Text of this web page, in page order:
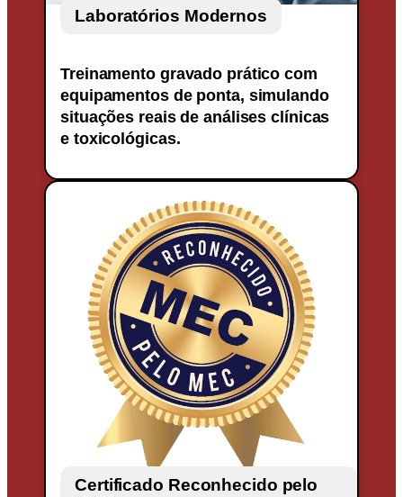
Laboratórios Modernos
Treinamento gravado prático com
equipamentos de ponta, simulando
situações reais de análises clínicas
e toxicológicas.
Certificado Reconhecido pelo